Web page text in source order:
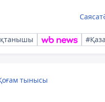
Саясат
тынысы